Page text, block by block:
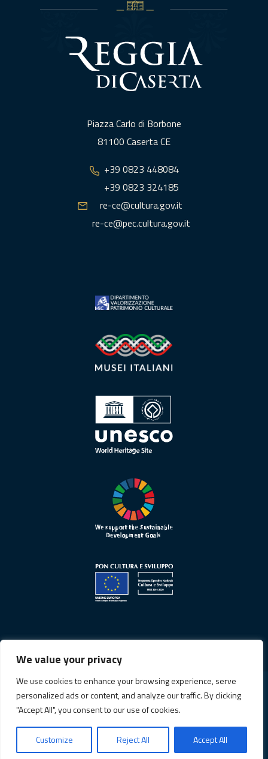
We value your privacy
We use cookies to enhance your browsing experience, serve
personalized ads or content, and analyze our traffic. By clicking
"Accept All", you consent to our use of cookies.
Customize Reject All Accept All
Piazza Carlo di Borbone
81100 Caserta CE
+39 0823 448084
+39 0823 324185
re-ce@cultura.gov.it
re-ce@pec.cultura.gov.it
Informativa sulla privacy
© Copyright 2026. All Rights Reserved